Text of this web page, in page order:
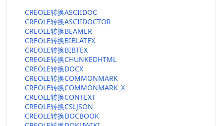
CREOLE转换ASCIIDOC
CREOLE转换ASCIIDOCTOR
CREOLE转换BEAMER
CREOLE转换BIBLATEX
CREOLE转换BIBTEX
CREOLE转换CHUNKEDHTML
CREOLE转换DOCX
CREOLE转换COMMONMARK
CREOLE转换COMMONMARK_X
CREOLE转换CONTEXT
CREOLE转换CSLJSON
CREOLE转换DOCBOOK